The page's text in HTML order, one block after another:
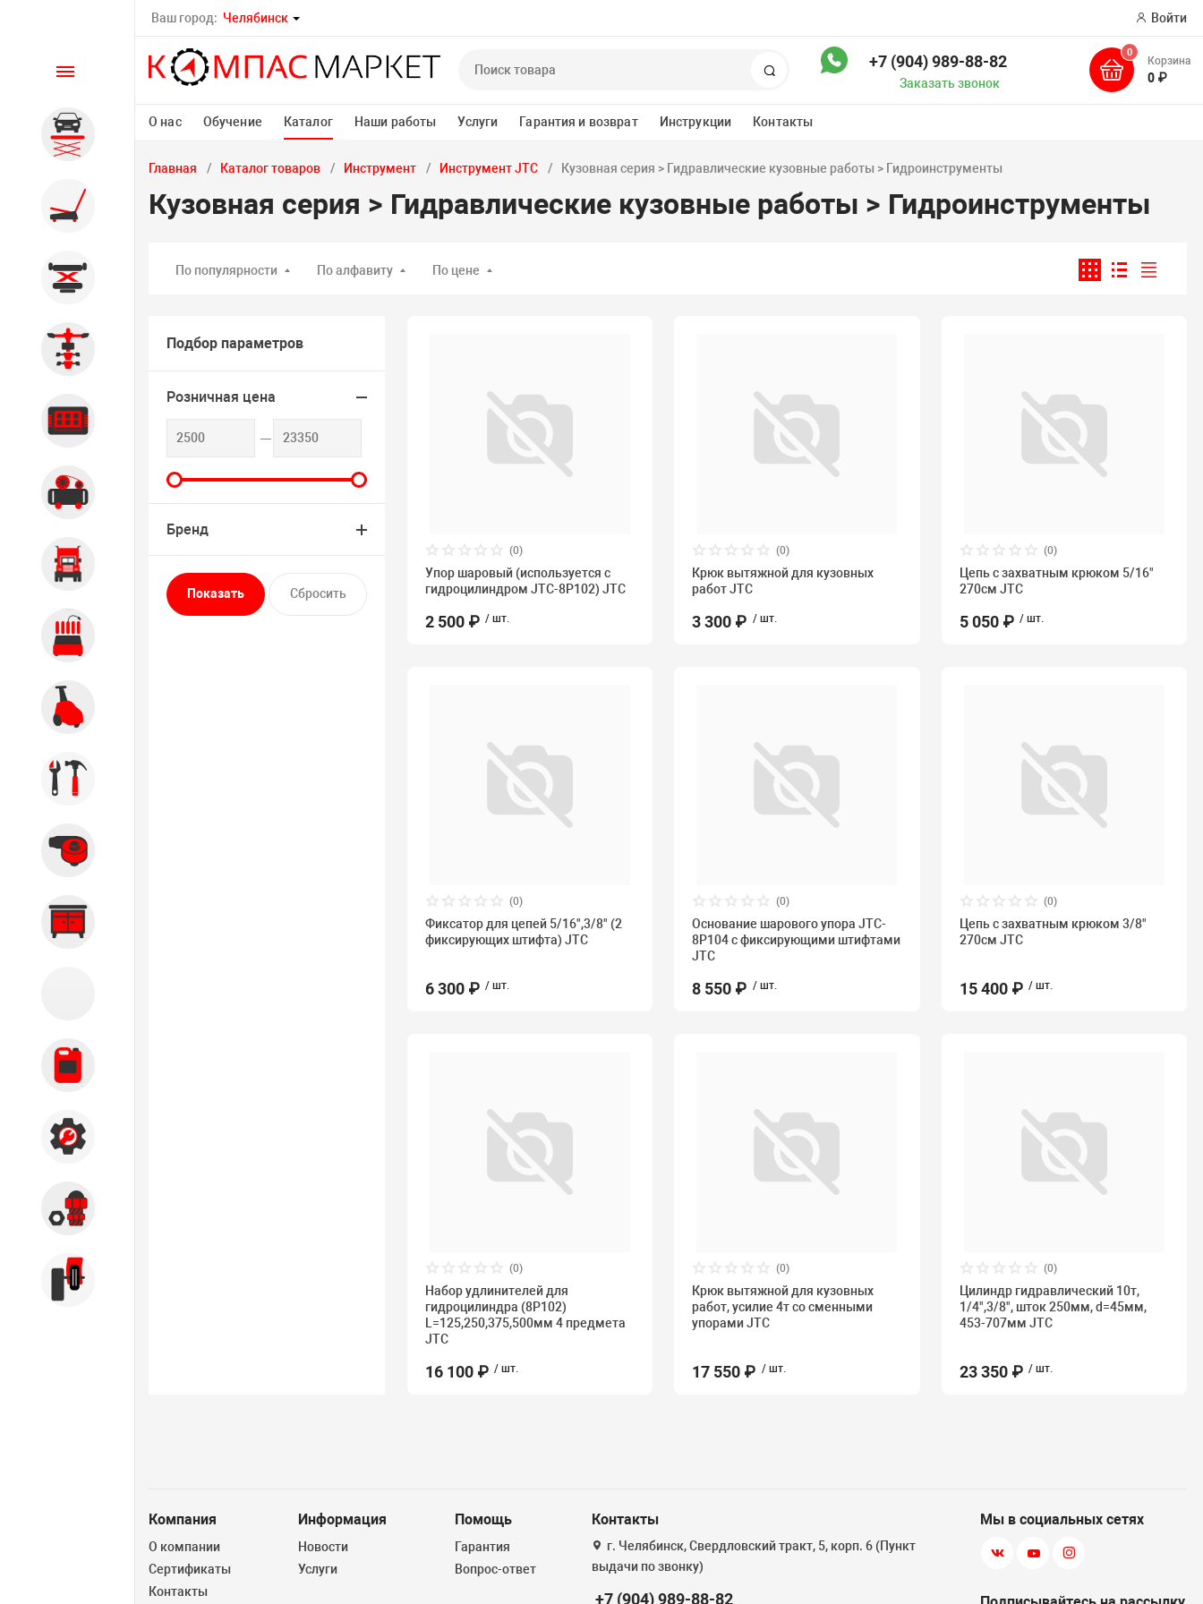
Ваш город: Челябинск Войти
Поиск +7 (904) 989-88-82
Заказать звонок
0
Корзина
0 ₽
О нас Обучение Каталог Наши работы Услуги Гарантия и возврат Инструкции Контакты
Каталог
Автомобильные подъемники
Шиномонтажное
оборудование
Общегаражное
Стенды сход-развал
Диагностика
Компрессорное оборудование
Главная Каталог товаров Инструмент Инструмент JTC Кузовная серия > Гидравлические кузовные работы > Гидроинструменты
Кузовная серия > Гидравлические кузовные работы > Гидроинструменты
По популярности По алфавиту По цене
Подбор параметров
Розничная цена
Бренд
(0)
Упор шаровый (используется с
гидроцилиндром JTC-8P102) JTC
2 500 ₽ / шт.
(0)
Крюк вытяжной для кузовных
работ JTC
3 300 ₽ / шт.
(0)
Цепь с захватным крюком 5/16"
270см JTC
5 050 ₽ / шт.
(0)
Фиксатор для цепей 5/16",3/8" (2
фиксирующих штифта) JTC
6 300 ₽ / шт.
(0)
Основание шарового упора JTC-
8P104 с фиксирующими штифтами
JTC
8 550 ₽ / шт.
(0)
Цепь с захватным крюком 3/8"
270см JTC
15 400 ₽ / шт.
(0)
Набор удлинителей для
гидроцилиндра (8Р102)
L=125,250,375,500мм 4 предмета
JTC
16 100 ₽ / шт.
(0)
Крюк вытяжной для кузовных
работ, усилие 4т со сменными
упорами JTC
17 550 ₽ / шт.
(0)
Цилиндр гидравлический 10т,
1/4",3/8", шток 250мм, d=45мм,
453-707мм JTC
23 350 ₽ / шт.
Компания
О компании
Сертификаты
Контакты
Информация
Новости
Услуги
Помощь
Гарантия
Вопрос-ответ
Контакты
г. Челябинск, Свердловский тракт, 5, корп. 6 (Пункт
выдачи по звонку)
+7 (904) 989-88-82
Мы в социальных сетях